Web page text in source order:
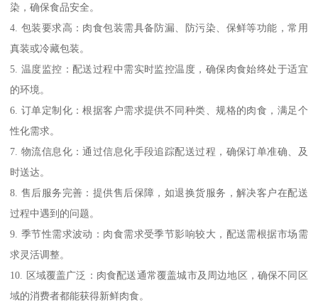
染，确保食品安全。
4. 包装要求高：肉食包装需具备防漏、防污染、保鲜等功能，常用
真装或冷藏包装。
5. 温度监控：配送过程中需实时监控温度，确保肉食始终处于适宜
的环境。
6. 订单定制化：根据客户需求提供不同种类、规格的肉食，满足个
性化需求。
7. 物流信息化：通过信息化手段追踪配送过程，确保订单准确、及
时送达。
8. 售后服务完善：提供售后保障，如退换货服务，解决客户在配送
过程中遇到的问题。
9. 季节性需求波动：肉食需求受季节影响较大，配送需根据市场需
求灵活调整。
10. 区域覆盖广泛：肉食配送通常覆盖城市及周边地区，确保不同区
域的消费者都能获得新鲜肉食。